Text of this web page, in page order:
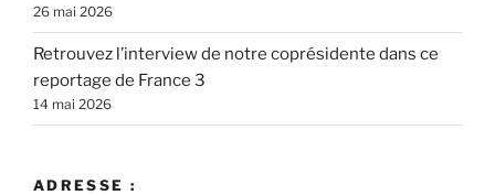
26 mai 2026
Retrouvez l’interview de notre coprésidente dans ce
reportage de France 3
14 mai 2026
ADRESSE :